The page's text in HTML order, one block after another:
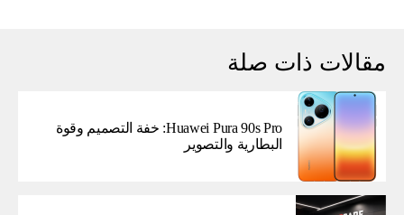
مقالات ذات صلة
Huawei Pura 90s Pro: خفة التصميم وقوة
البطارية والتصوير